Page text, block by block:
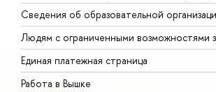
Сведения об образовательной
Людям с ограниченными возможностями
Единая платежная страница
Работа в Вышке